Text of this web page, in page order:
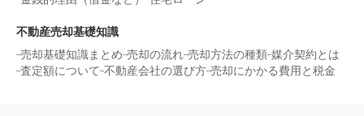
不動産売却基礎知識
売却基礎知識まとめ 売却の流れ 売却方法の種類 媒介契約とは
査定額について 不動産会社の選び方 売却にかかる費用と税金